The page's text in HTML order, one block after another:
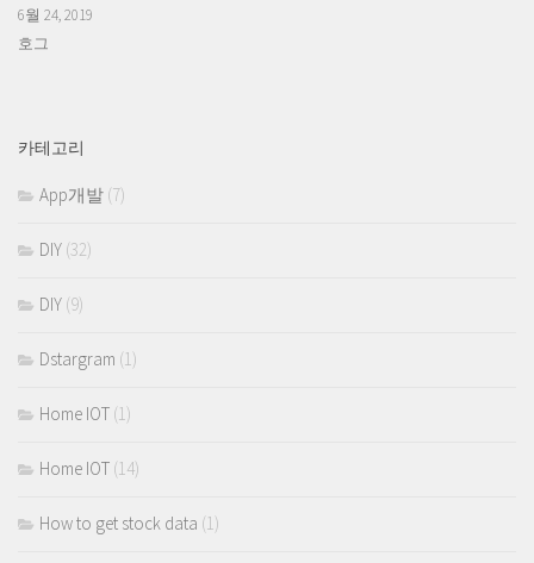
6월 24, 2019
호그
카테고리
App개발 (7)
DIY (32)
DIY (9)
Dstargram (1)
Home IOT (1)
Home IOT (14)
How to get stock data (1)